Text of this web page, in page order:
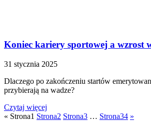
Koniec kariery sportowej a wzrost
31 stycznia 2025
Dlaczego po zakończeniu startów
przybierają na wadze?
Czytaj więcej
« Strona1 Strona2 Strona3 … Strona34 »